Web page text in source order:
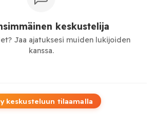
keskustelija
Jaa ajatuksesi muiden lukijoiden
kanssa.
keskusteluun tilaamalla